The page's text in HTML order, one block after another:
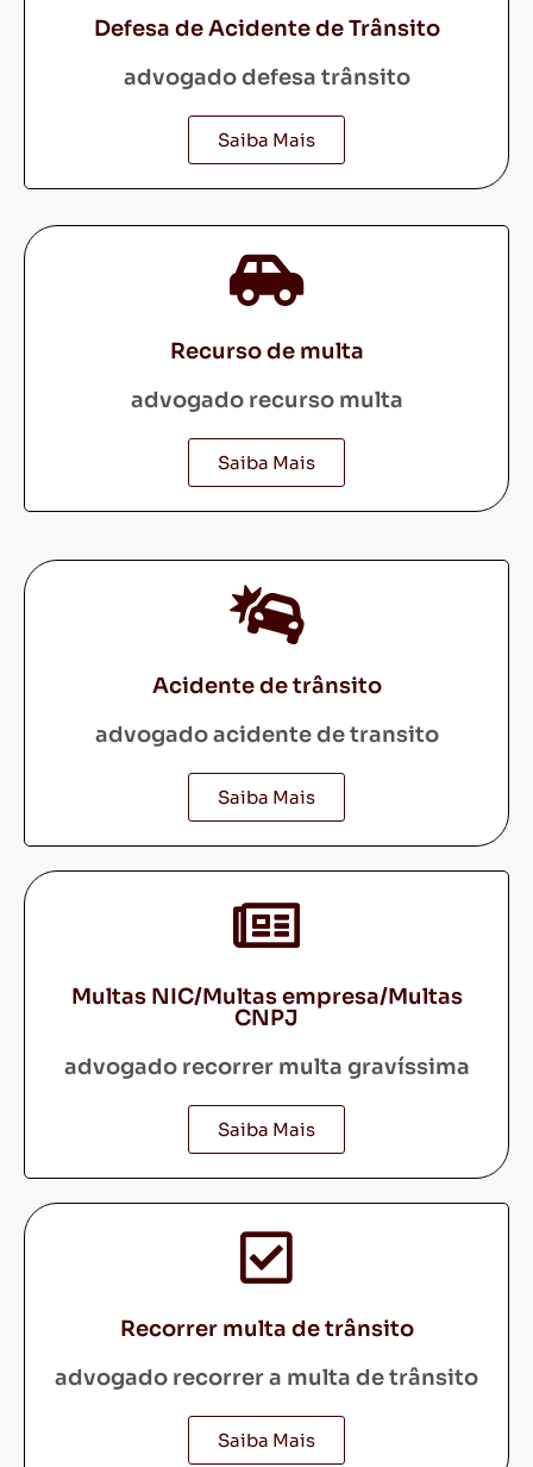
Defesa de Acidente de Trânsito
advogado defesa trânsito
Saiba Mais
Recurso de multa
advogado recurso multa
Saiba Mais
Acidente de trânsito
advogado acidente de transito
Saiba Mais
Multas NIC/Multas empresa/Multas
CNPJ
advogado recorrer multa gravíssima
Saiba Mais
Recorrer multa de trânsito
advogado recorrer a multa de trânsito
Saiba Mais